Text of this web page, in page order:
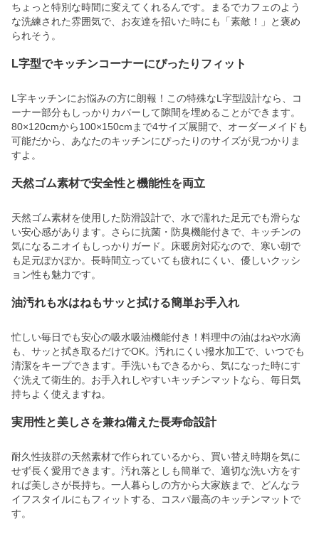
ちょっと特別な時間に変えてくれるんです。まるでカフェのよう
な洗練された雰囲気で、お友達を招いた時にも「素敵！」と褒め
られそう。
L字型でキッチンコーナーにぴったりフィット
L字キッチンにお悩みの方に朗報！この特殊なL字型設計なら、コ
ーナー部分もしっかりカバーして隙間を埋めることができます。
80×120cmから100×150cmまで4サイズ展開で、オーダーメイドも
可能だから、あなたのキッチンにぴったりのサイズが見つかりま
すよ。
天然ゴム素材で安全性と機能性を両立
天然ゴム素材を使用した防滑設計で、水で濡れた足元でも滑らな
い安心感があります。さらに抗菌・防臭機能付きで、キッチンの
気になるニオイもしっかりガード。床暖房対応なので、寒い朝で
も足元ぽかぽか。長時間立っていても疲れにくい、優しいクッシ
ョン性も魅力です。
油汚れも水はねもサッと拭ける簡単お手入れ
忙しい毎日でも安心の吸水吸油機能付き！料理中の油はねや水滴
も、サッと拭き取るだけでOK。汚れにくい撥水加工で、いつでも
清潔をキープできます。手洗いもできるから、気になった時にす
ぐ洗えて衛生的。お手入れしやすいキッチンマットなら、毎日気
持ちよく使えますね。
実用性と美しさを兼ね備えた長寿命設計
耐久性抜群の天然素材で作られているから、買い替え時期を気に
せず長く愛用できます。汚れ落としも簡単で、適切な洗い方をす
れば美しさが長持ち。一人暮らしの方から大家族まで、どんなラ
イフスタイルにもフィットする、コスパ最高のキッチンマットで
す。